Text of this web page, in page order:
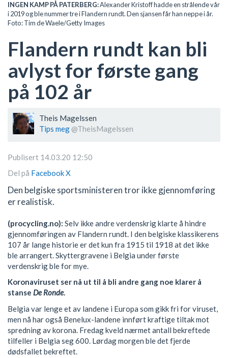
INGEN KAMP PÅ PATERBERG:Alexander Kristoff hadde en strålende vår
i 2019 og ble nummer tre i Flandern rundt. Den sjansen får han neppe i år.
Foto: Tim de Waele/Getty Images
Flandern rundt kan bli
avlyst for første gang
på 102 år
Theis Magelssen
Tips meg @TheisMagelssen
Publisert 14.03.20 12:50
Del på FacebookX
Den belgiske sportsministeren tror ikke gjennomføring
er realistisk.
(procycling.no): Selv ikke andre verdenskrig klarte å hindre
gjennomføringen av Flandern rundt. I den belgiske klassikerens
107 år lange historie er det kun fra 1915 til 1918 at det ikke
ble arrangert. Skyttergravene i Belgia under første
verdenskrig ble for mye.
Koronaviruset ser nå ut til å bli andre gang noe klarer å
stanse De Ronde.
Belgia var lenge et av landene i Europa som gikk fri for viruset,
men nå har også Benelux-landene innført kraftige tiltak mot
spredning av korona. Fredag kveld nærmet antall bekreftede
tilfeller i Belgia seg 600. Lørdag morgen ble det fjerde
dødsfallet bekreftet.